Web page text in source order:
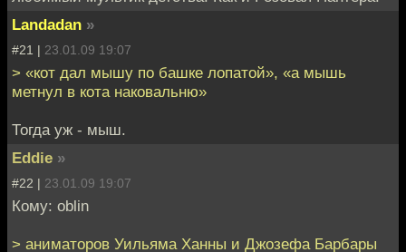
Landadan »
#21 | 23.01.09 19:07
> «кот дал мышу по башке лопатой», «а мышь
метнул в кота наковальню»
Тогда уж - мыш.
Eddie »
#22 | 23.01.09 19:07
Кому: oblin
> аниматоров Уильяма Ханны и Джозефа Барбары